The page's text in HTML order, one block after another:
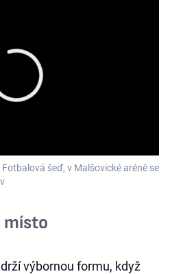
Fotbalová šeď, v Malšovické aréně se
místo
výbornou formu, když